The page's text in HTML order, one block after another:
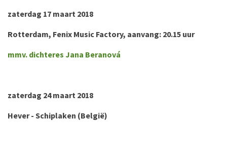
zaterdag 17 maart 2018
Rotterdam, Fenix Music Factory, aanvang: 20.15 uur
mmv. dichteres Jana Beranová
zaterdag 24 maart 2018
Hever - Schiplaken (België)